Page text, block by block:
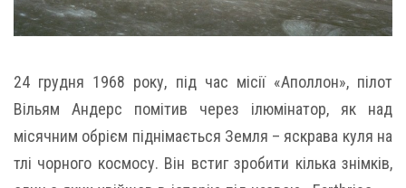
24 грудня 1968 року, під час місії «Аполлон», пілот
Вільям Андерс помітив через ілюмінатор, як над
місячним обрієм піднімається Земля – яскрава куля на
тлі чорного космосу. Він встиг зробити кілька знімків,